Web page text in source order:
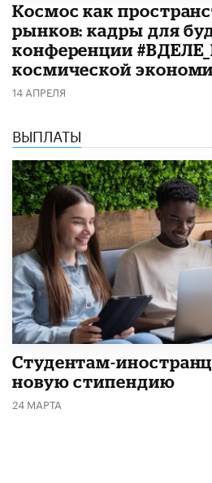
Космос как
рынков: кадры для
конференции
космической
14 АПРЕЛЯ
ВЫПЛАТЫ
Студентам-
новую стипендию
24 МАРТА